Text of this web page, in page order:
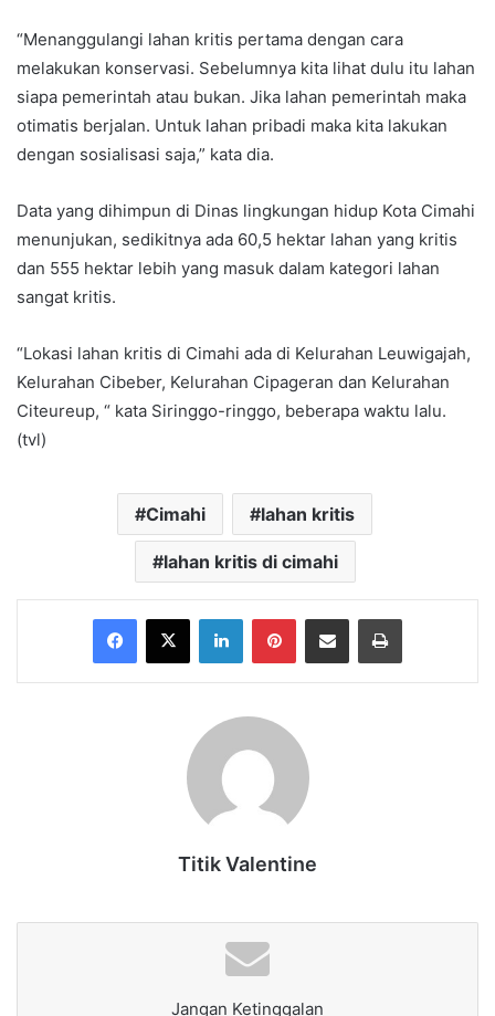
“Menanggulangi lahan kritis pertama dengan cara
melakukan konservasi. Sebelumnya kita lihat dulu itu lahan
siapa pemerintah atau bukan. Jika lahan pemerintah maka
otimatis berjalan. Untuk lahan pribadi maka kita lakukan
dengan sosialisasi saja,” kata dia.
Data yang dihimpun di Dinas lingkungan hidup Kota Cimahi
menunjukan, sedikitnya ada 60,5 hektar lahan yang kritis
dan 555 hektar lebih yang masuk dalam kategori lahan
sangat kritis.
“Lokasi lahan kritis di Cimahi ada di Kelurahan Leuwigajah,
Kelurahan Cibeber, Kelurahan Cipageran dan Kelurahan
Citeureup, “ kata Siringgo-ringgo, beberapa waktu lalu.
(tvl)
Cimahi lahan kritis
lahan kritis di cimahi
Facebook
X LinkedInPinterestShare via Email Print
Titik Valentine
Jangan Ketinggalan